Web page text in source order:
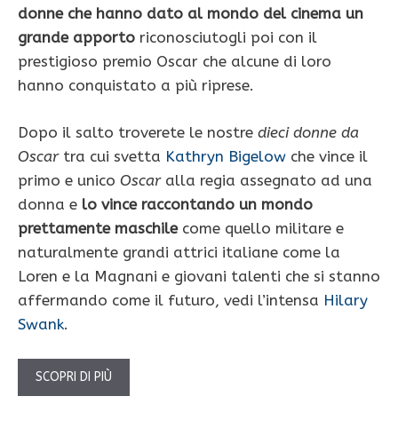
donne che hanno dato al mondo del cinema un
grande apporto riconosciutogli poi con il
prestigioso premio Oscar che alcune di loro
hanno conquistato a più riprese.
Dopo il salto troverete le nostre dieci donne da
Oscartra cui svetta Kathryn Bigelow che vince il
primo e unico Oscaralla regia assegnato ad una
donna e lo vince raccontando un mondo
prettamente maschilecome quello militare e
naturalmente grandi attrici italiane come la
Loren e la Magnani e giovani talenti che si stanno
affermando come il futuro, vedi l’intensa Hilary
Swank.
SCOPRI DI PIÙ